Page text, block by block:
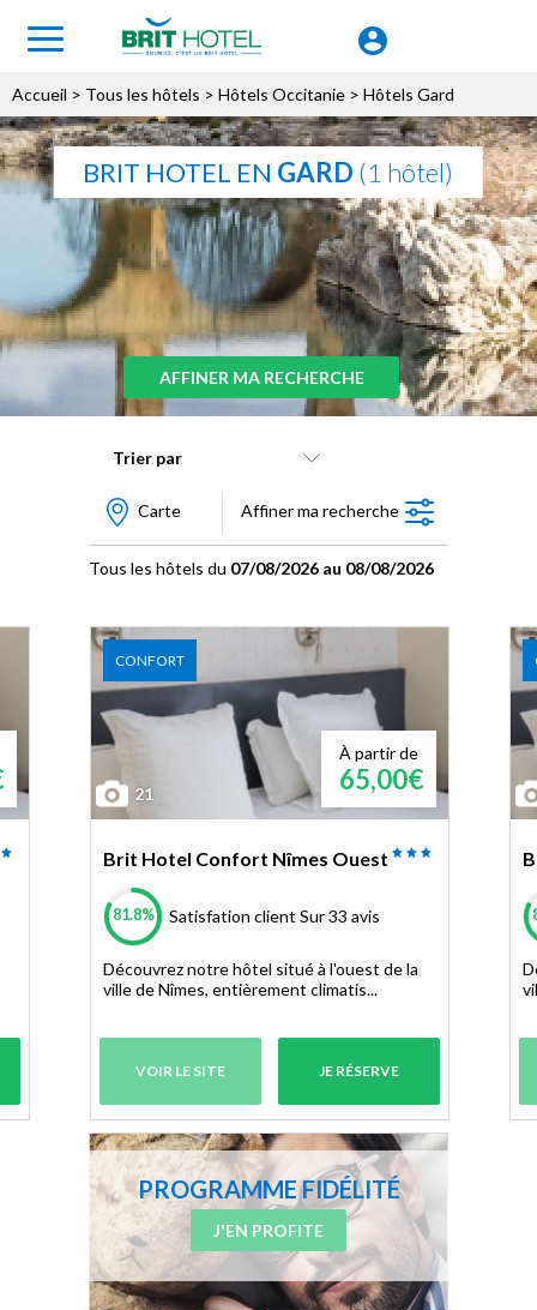
Accueil > Tous les hôtels > Hôtels Occitanie > Hôtels Gard
BRIT HOTEL EN GARD (1 hôtel)
AFFINER MA RECHERCHE
Trier par
Carte Affiner ma recherche
Tous les hôtels du 07/08/2026 au 08/08/2026
À partir de
65,00€
CONFORT
21
Brit Hotel Confort Nîmes Ouest
81.8% Satisfation client Sur 33 avis
Découvrez notre hôtel situé à l'ouest de la
ville de Nîmes, entièrement climatis...
VOIR LE SITE JE RÉSERVE
PROGRAMME FIDÉLITÉ
J'EN PROFITE